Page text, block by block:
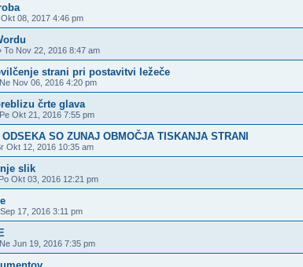
Okt 08, 2017 4:46 pm
To Nov 22, 2016 8:47 am
strani pri postavitvi ležeče
Ne Nov 06, 2016 4:20 pm
črte glava
Pe Okt 21, 2016 7:55 pm
SO ZUNAJ OBMOČJA TISKANJA STRANI
Okt 12, 2016 10:35 am
slik
Po Okt 03, 2016 12:21 pm
17, 2016 3:11 pm
Ne Jun 19, 2016 7:35 pm